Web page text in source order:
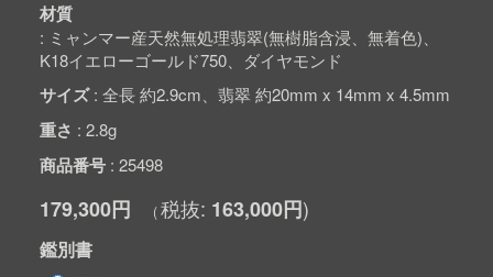
材質
ミャンマー産天然無処理翡翠(無樹脂含浸、無着色)、
K18イエローゴールド750、ダイヤモンド
サイズ 全長 約2.9cm、翡翠 約20mm x 14mm x 4.5mm
重さ 2.8g
商品番号 25498
179,300円 163,000円
鑑別書